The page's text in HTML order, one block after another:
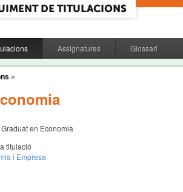
Assignatures Glossari
»
Graduat en Economia
titulació
i Empresa